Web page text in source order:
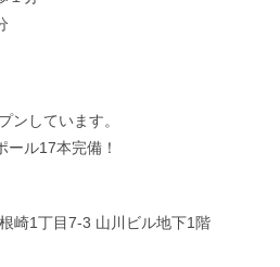
ンしています。
ール17本完備！
崎1丁目7-3 山川ビル地下1階